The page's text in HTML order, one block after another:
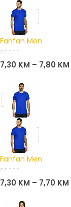
Fanfan Men
0out of 5
7,30 KM – 7,80 KM
Fanfan Men
0out of 5
7,30 KM – 7,70 KM